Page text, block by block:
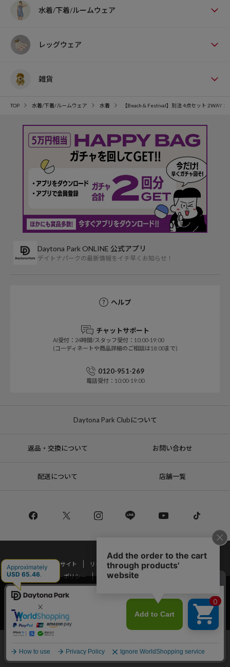
水着/下着/ルームウェア
レッグウェア
雑貨
TOP 水着/下着/ルームウェア 水着 【Beach & Festival】別注 4点セット 2WAY
Daytona Park ONLINE 公式アプリ
デイトナパークの最新情報をイチ早くお知らせ！
ヘルプ
チャットサポート
AI受付：24時間/スタッフ受付：10:00-19:00
(コーディネートや商品詳細のご相談は18:00まで)
0120-951-269
電話受付：10:00-19:00
Daytona Park Clubについて
返品・交換について お問い合わせ
配送について 店舗一覧
コーポレートサイト リクルート
サステナブルマークについて
プライバシーポリシー
特定商取引法・古物営業法に基づく表記
Copyright © DAYTONA INTERNATIONAL Co.,Ltd All Rights Reserved.
メニュー スタイリング 探す お気に入り カート
当サイトでは利用体験の向上およびコンテンツの最適な提供、トラフィック
の分析を目的としてCookieを使用しています。
サイトの閲覧を継続された場合、Cookieの利用に同意したことものといたし
ます。
詳細についてはプライバシーポリシー
承諾する